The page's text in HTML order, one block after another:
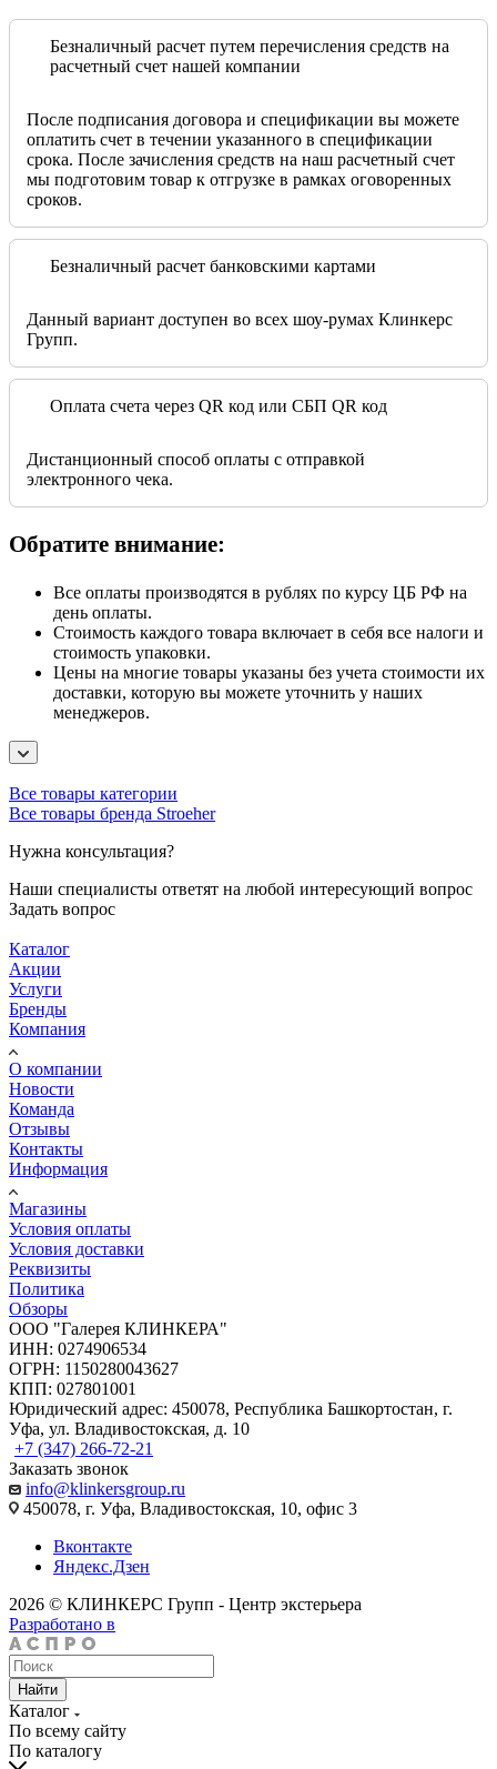
Безналичный расчет путем перечисления средств на
расчетный счет нашей компании
После подписания договора и спецификации вы можете
оплатить счет в течении указанного в спецификации
срока. После зачисления средств на наш расчетный счет
мы подготовим товар к отгрузке в рамках оговоренных
сроков.
Безналичный расчет банковскими картами
Данный вариант доступен во всех шоу-румах Клинкерс
Групп.
Оплата счета через QR код или СБП QR код
Дистанционный способ оплаты с отправкой
электронного чека.
Обратите внимание:
Все оплаты производятся в рублях по курсу ЦБ РФ на
день оплаты.
Стоимость каждого товара включает в себя все налоги и
стоимость упаковки.
Цены на многие товары указаны без учета стоимости их
доставки, которую вы можете уточнить у наших
менеджеров.
Все товары категории
Все товары бренда Stroeher
Нужна консультация?
Наши специалисты ответят на любой интересующий вопрос
Задать вопрос
Каталог
Акции
Услуги
Бренды
Компания
О компании
Новости
Команда
Отзывы
Контакты
Информация
Магазины
Условия оплаты
Условия доставки
Реквизиты
Политика
Обзоры
ООО "Галерея КЛИНКЕРА"
ИНН: 0274906534
ОГРН: 1150280043627
КПП: 027801001
Юридический адрес: 450078, Республика Башкортостан, г.
Уфа, ул. Владивостокская, д. 10
+7 (347) 266-72-21
Заказать звонок
info@klinkersgroup.ru
450078, г. Уфа, Владивостокская, 10, офис 3
Вконтакте
Яндекс.Дзен
2026 © КЛИНКЕРС Групп - Центр экстерьера
Разработано в
Найти
Каталог
По всему сайту
По каталогу